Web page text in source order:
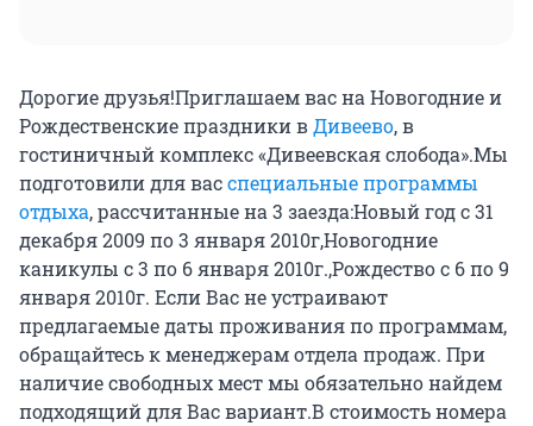
Дорогие друзья!Приглашаем вас на Новогодние и
Рождественские праздники вДивеево, в
гостиничный комплекс «Дивеевская слобода».Мы
подготовили для васспециальные программы
отдыха, рассчитанные на 3 заезда:Новый год с 31
декабря 2009 по 3 января 2010г,Новогодние
каникулы с 3 по 6 января 2010г.,Рождество с 6 по 9
января 2010г. Если Вас не устраивают
предлагаемые даты проживания по программам,
обращайтесь к менеджерам отдела продаж. При
наличие свободных мест мы обязательно найдем
подходящий для Вас вариант.В стоимость номера